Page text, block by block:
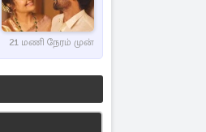
21 மணி நேரம் முன்